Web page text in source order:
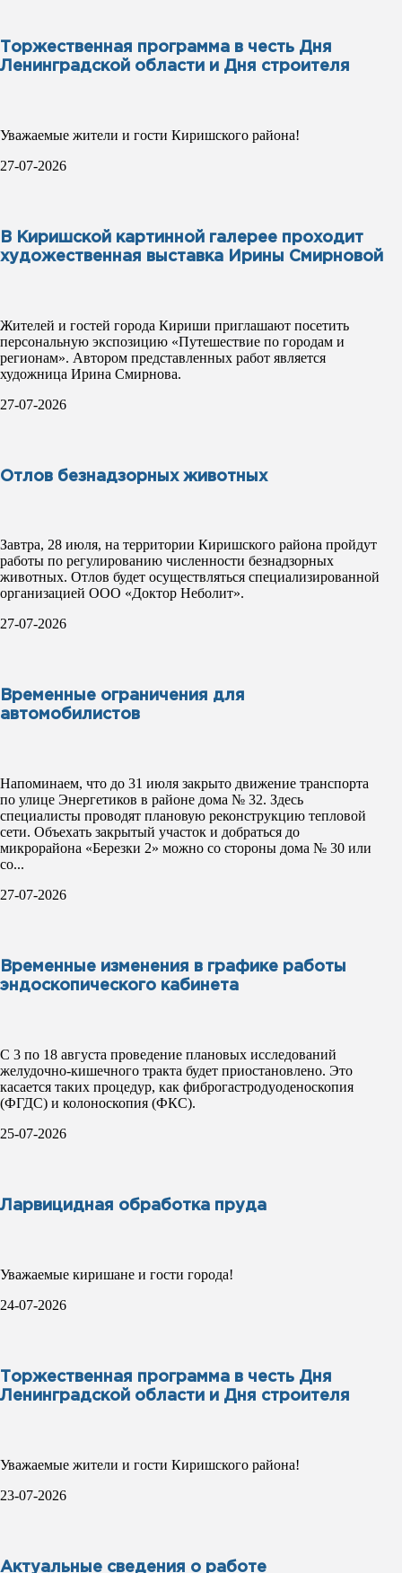
Торжественная программа в честь Дня
Ленинградской области и Дня строителя
Уважаемые жители и гости Киришского района!
27-07-2026
В Киришской картинной галерее проходит
художественная выставка Ирины Смирновой
Жителей и гостей города Кириши приглашают посетить
персональную экспозицию «Путешествие по городам и
регионам». Автором представленных работ является
художница Ирина Смирнова.
27-07-2026
Отлов безнадзорных животных
Завтра, 28 июля, на территории Киришского района пройдут
работы по регулированию численности безнадзорных
животных. Отлов будет осуществляться специализированной
организацией ООО «Доктор Неболит».
27-07-2026
Временные ограничения для
автомобилистов
Напоминаем, что до 31 июля закрыто движение транспорта
по улице Энергетиков в районе дома № 32. Здесь
специалисты проводят плановую реконструкцию тепловой
сети. Объехать закрытый участок и добраться до
микрорайона «Березки 2» можно со стороны дома № 30 или
со...
27-07-2026
Временные изменения в графике работы
эндоскопического кабинета
С 3 по 18 августа проведение плановых исследований
желудочно-кишечного тракта будет приостановлено. Это
касается таких процедур, как фиброгастродуоденоскопия
(ФГДС) и колоноскопия (ФКС).
25-07-2026
Ларвицидная обработка пруда
Уважаемые киришане и гости города!
24-07-2026
Торжественная программа в честь Дня
Ленинградской области и Дня строителя
Уважаемые жители и гости Киришского района!
23-07-2026
Актуальные сведения о работе